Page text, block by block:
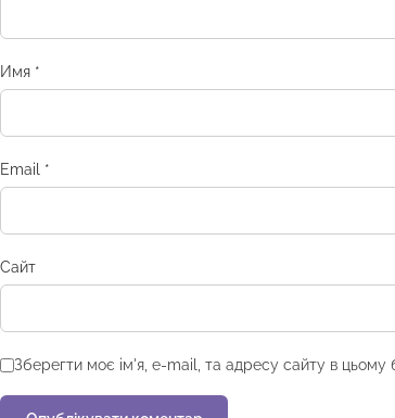
Имя *
Email *
Сайт
Зберегти моє ім'я, e-mail, та адресу сайту в цьому